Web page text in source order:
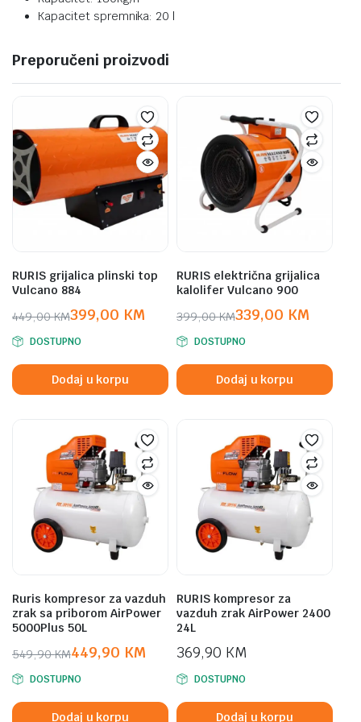
Kapacitet spremnika: 20 l
Preporučeni proizvodi
RURIS grijalica plinski top
Vulcano 884
449,00KM
Original
price
was:
449,00 KM.
399,00 KM
Current
price
is:
399,00 KM.
DOSTUPNO
Dodaj u korpu
RURIS električna grijalica
kalolifer Vulcano 900
399,00KM
Original
price
was:
399,00 KM.
339,00 KM
Current
price
is:
339,00 KM.
DOSTUPNO
Dodaj u korpu
Ruris kompresor za vazduh
zrak sa priborom AirPower
5000Plus 50L
549,90KM
Original
price
was:
449,90 KM
Current
price
is:
DOSTUPNO
Dodaj u korpu
RURIS kompresor za
vazduh zrak AirPower 2400
24L
369,90 KM
DOSTUPNO
Dodaj u korpu